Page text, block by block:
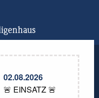
02.08.2026
🚨 EINSATZ 🚨